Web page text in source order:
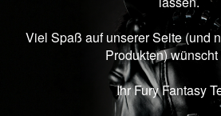
Viel Spaß auf unserer Seite (und
Produkten)
Ihr Fury Fantasy